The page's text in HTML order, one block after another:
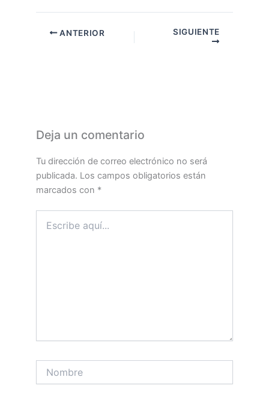
ANTERIOR SIGUIENTE
Deja un comentario
Tu dirección de correo electrónico no será
publicada. Los campos obligatorios están
marcados con *
aquí...